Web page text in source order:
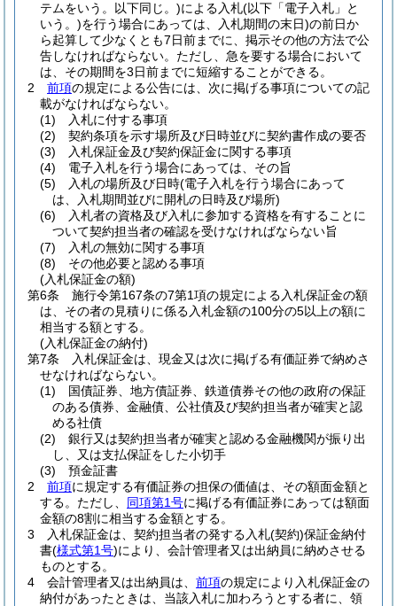
テムをいう。以下同じ。)による入札(以下「電子入札」と
いう。)を行う場合にあっては、入札期間の末日)の前日か
ら起算して少なくとも7日前までに、掲示その他の方法で公
告しなければならない。 ただし、急を要する場合において
は、その期間を3日前までに短縮することができる。
2
前項の規定による公告には、次に掲げる事項についての記
載がなければならない。
(1)
入札に付する事項
(2)
契約条項を示す場所及び日時並びに契約書作成の要否
(3)
入札保証金及び契約保証金に関する事項
(4)
電子入札を行う場合にあっては、その旨
(5)
入札の場所及び日時(電子入札を行う場合にあって
は、入札期間並びに開札の日時及び場所)
(6)
入札者の資格及び入札に参加する資格を有することに
ついて契約担当者の確認を受けなければならない旨
(7)
入札の無効に関する事項
(8)
その他必要と認める事項
(入札保証金の額)
第6条
施行令第167条の7第1項の規定による入札保証金の額
は、その者の見積りに係る入札金額の100分の5以上の額に
相当する額とする。
(入札保証金の納付)
第7条
入札保証金は、現金又は次に掲げる有価証券で納めさ
せなければならない。
(1)
国債証券、地方債証券、鉄道債券その他の政府の保証
のある債券、金融債、公社債及び契約担当者が確実と認
める社債
(2)
銀行又は契約担当者が確実と認める金融機関が振り出
し、又は支払保証をした小切手
(3)
預金証書
2
前項に規定する有価証券の担保の価値は、その額面金額と
する。 ただし、 同項第1号に掲げる有価証券にあっては額面
金額の8割に相当する金額とする。
3
入札保証金は、契約担当者の発する入札(契約)保証金納付
書(様式第1号)により、会計管理者又は出納員に納めさせる
ものとする。
4
会計管理者又は出納員は、 前項の規定により入札保証金の
納付があったときは、当該入札に加わろうとする者に、領